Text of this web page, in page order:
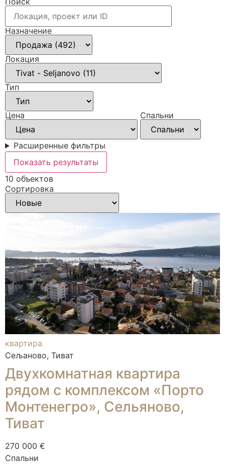
Назначение
Локация
Тип
Цена Спальни
Расширенные фильтры
Показать результаты
10 объектов
Сортировка
квартира
Сељаново, Тиват
Двухкомнатная квартира
рядом с комплексом «Порто
Монтенегро», Сельяново,
Тиват
270 000 €
Спальни